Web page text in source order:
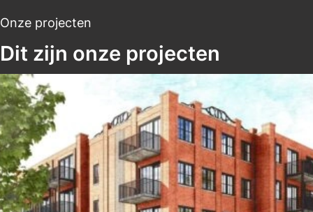
Onze projecten
Dit zijn onze projecten